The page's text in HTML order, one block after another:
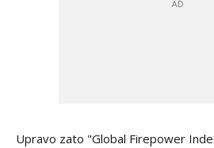
Upravo zato "Global Firepower